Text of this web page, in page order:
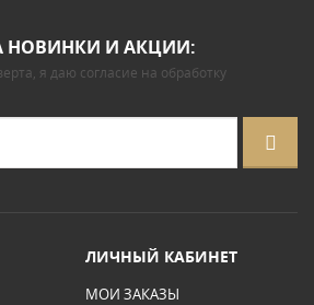
НОВИНКИ И АКЦИИ:
я даю согласие на обработку
ЛИЧНЫЙ КАБИНЕТ
МОИ ЗАКАЗЫ